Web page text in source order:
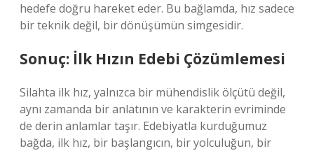
hedefe doğru hareket eder. Bu bağlamda, hız sadece
bir teknik değil, bir dönüşümün simgesidir.
Sonuç: İlk Hızın Edebi Çözümlemesi
Silahta ilk hız, yalnızca bir mühendislik ölçütü değil,
aynı zamanda bir anlatının ve karakterin evriminde
de derin anlamlar taşır. Edebiyatla kurduğumuz
bağda, ilk hız, bir başlangıcın, bir yolculuğun, bir